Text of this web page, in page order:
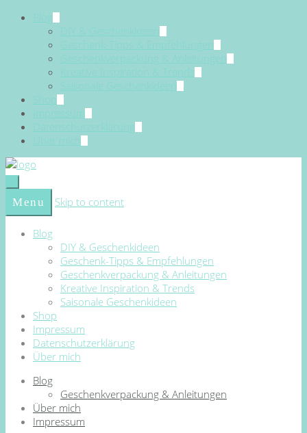
Blog
DIY & Geschenkideen
Geschenk-Tipps & Empfehlungen
Geschenkverpackung & Anleitungen
Kreative Inspiration & Trends
Saisonale Geschenkideen
Shop
Impressum
Datenschutzerklärung
Über mich
Menu Skip to content
Blog
DIY & Geschenkideen
Geschenk-Tipps & Empfehlungen
Geschenkverpackung & Anleitungen
Kreative Inspiration & Trends
Saisonale Geschenkideen
Shop
Impressum
Datenschutzerklärung
Über mich
Blog
Geschenkverpackung & Anleitungen
Über mich
Impressum